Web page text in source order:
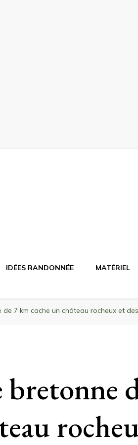
IDÉES RANDONNÉE MATÉRIEL
7 km cache un château rocheux et